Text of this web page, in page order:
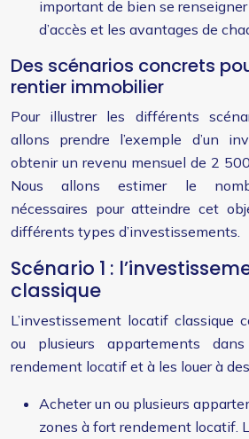
important de bien se
d’accès et les avantages de
Des scénarios concrets
rentier immobilier
Pour illustrer les différents
allons prendre l’exemple d’un
obtenir un revenu mensuel de 2
Nous allons estimer le
nécessaires pour atteindre cet
différents types d’investissements.
Scénario 1 :
classique
L’investissement locatif classique
ou plusieurs appartements
rendement locatif et à les louer à
Acheter un ou plusieurs
zones à fort rendement locatif.